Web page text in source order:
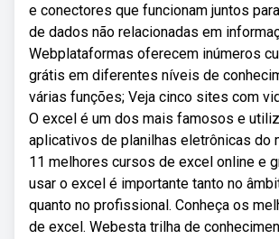
e conectores que funcionam juntos
de dados não relacionadas em
Webplataformas oferecem inúmeros
grátis em diferentes níveis de
várias funções; Veja cinco sites com
O excel é um dos mais famosos e
aplicativos de planilhas eletrônicas do
11 melhores cursos de excel online e
usar o excel é importante tanto no
quanto no profissional. Conheça os
de excel. Webesta trilha de